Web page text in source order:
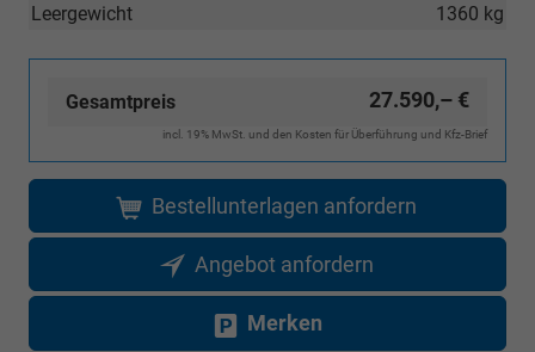
1360 kg
Leergewicht
Gesamtpreis 27.590,– €
incl. 19% MwSt. und den Kosten für Überführung und Kfz-Brief
Bestellunterlagen anfordern
Angebot anfordern
Merken